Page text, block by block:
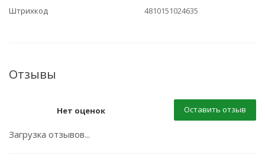
Штрихкод
4810151024635
Отзывы
Нет оценок Оставить отзыв
Загрузка отзывов...